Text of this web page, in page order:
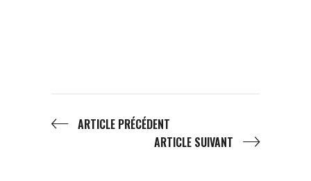
ARTICLE PRÉCÉDENT
ARTICLE SUIVANT